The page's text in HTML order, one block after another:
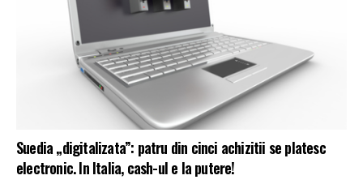
Suedia „digitalizata”: patru din cinci achizitii se platesc
electronic. In Italia, cash-ul e la putere!